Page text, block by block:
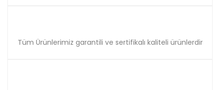
Tüm Ürünlerimiz garantili ve sertifikalı kaliteli ürünlerdir